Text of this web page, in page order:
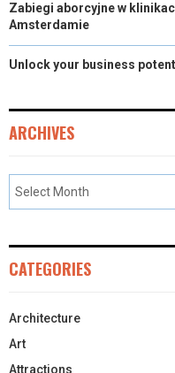
Zabiegi aborcyjne w
Amsterdamie
Unlock your business
ARCHIVES
CATEGORIES
Architecture
Art
Attractions